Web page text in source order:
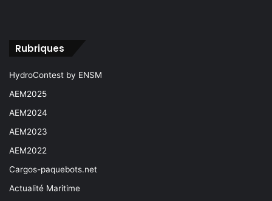
Rubriques
HydroContest by ENSM
AEM2025
AEM2024
AEM2023
AEM2022
Cargos-paquebots.net
Actualité Maritime